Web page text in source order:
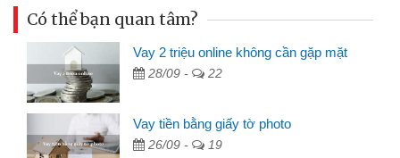
Có thể bạn quan tâm?
Vay 2 triệu online không cần gặp mặt
28/09 - 22
Vay tiền bằng giấy tờ photo
26/09 - 19